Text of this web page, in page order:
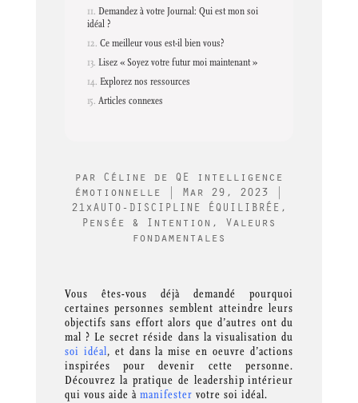
Demandez à votre Journal: Qui est mon soi
idéal ?
Ce meilleur vous est-il bien vous?
Lisez « Soyez votre futur moi maintenant »
Explorez nos ressources
Articles connexes
par Céline de QE intelligence
émotionnelle
Mar 29, 2023
21xAUTO-DISCIPLINE ÉQUILIBRÉE ,
Pensée & Intention ,
Valeurs
fondamentales
Vous êtes-vous déjà demandé pourquoi
certaines personnes semblent atteindre leurs
objectifs sans effort alors que d’autres ont du
mal ? Le secret réside dans la visualisation du
soi idéal, et dans la mise en oeuvre d’actions
inspirées pour devenir cette personne.
Découvrez la pratique de leadership intérieur
qui vous aide à manifester votre soi idéal.